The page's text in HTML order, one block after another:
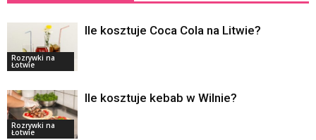
Rozrywki na
Łotwie
Ile kosztuje Coca Cola na Litwie?
Rozrywki na
Łotwie
Ile kosztuje kebab w Wilnie?